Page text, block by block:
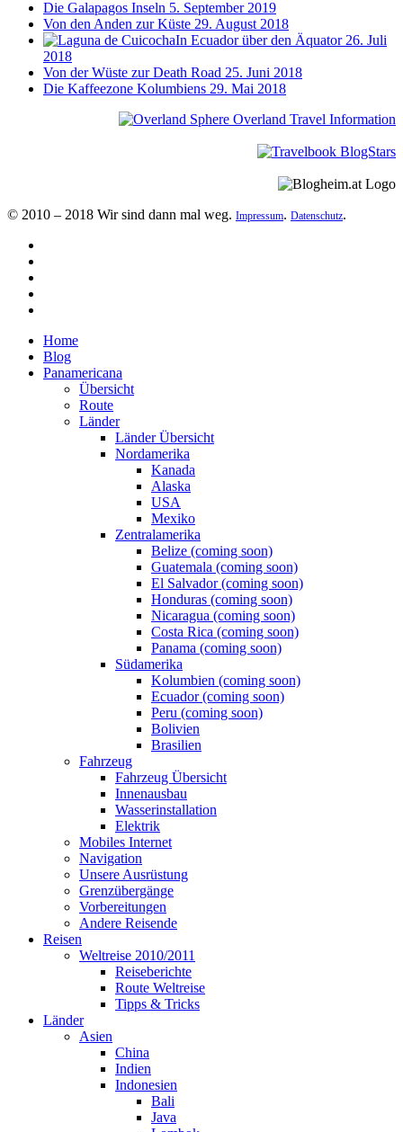
Die Galapagos Inseln 5. September 2019
Von den Anden zur Küste 29. August 2018
In Ecuador über den Äquator 26. Juli
2018
Von der Wüste zur Death Road 25. Juni 2018
Die Kaffeezone Kolumbiens 29. Mai 2018
© 2010 – 2018 Wir sind dann mal weg. Impressum. Datenschutz.
Home
Blog
Panamericana
Übersicht
Route
Länder
Länder Übersicht
Nordamerika
Kanada
Alaska
USA
Mexiko
Zentralamerika
Belize (coming soon)
Guatemala (coming soon)
El Salvador (coming soon)
Honduras (coming soon)
Nicaragua (coming soon)
Costa Rica (coming soon)
Panama (coming soon)
Südamerika
Kolumbien (coming soon)
Ecuador (coming soon)
Peru (coming soon)
Bolivien
Brasilien
Fahrzeug
Fahrzeug Übersicht
Innenausbau
Wasserinstallation
Elektrik
Mobiles Internet
Navigation
Unsere Ausrüstung
Grenzübergänge
Vorbereitungen
Andere Reisende
Reisen
Weltreise 2010/2011
Reiseberichte
Route Weltreise
Tipps & Tricks
Länder
Asien
China
Indien
Indonesien
Bali
Java